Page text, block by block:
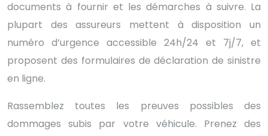
documents à fournir et les démarches à suivre. La
plupart des assureurs mettent à disposition un
numéro d’urgence accessible 24h/24 et 7j/7, et
proposent des formulaires de déclaration de sinistre
en ligne.
Rassemblez toutes les preuves possibles des
dommages subis par votre véhicule. Prenez des